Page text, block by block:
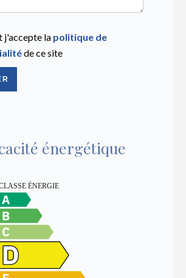
j'accepte la politique de
de ce site
énergétique